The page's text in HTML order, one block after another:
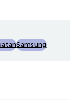
Samsung